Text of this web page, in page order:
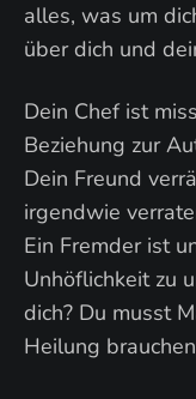
alles, was um
über dich und
Dein Chef ist
Beziehung zur
Dein Freund
irgendwie
Ein Fremder ist
Unhöflichkeit zu
dich? Du musst
Heilung